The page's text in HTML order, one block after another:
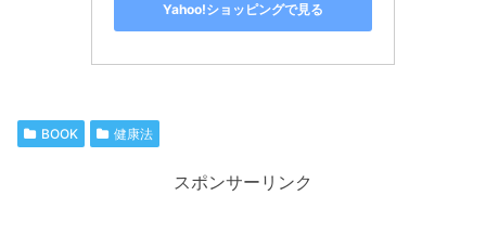
Yahoo!ショッピングで見る
BOOK 健康法
スポンサーリンク